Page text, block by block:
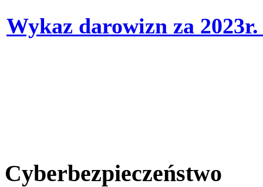
Wykaz darowizn za
Cyberbezpieczeństwo